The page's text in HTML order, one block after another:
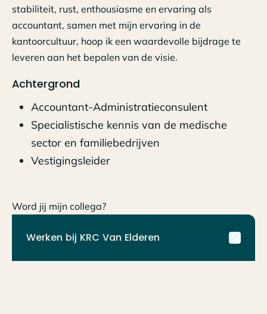
stabiliteit, rust, enthousiasme en ervaring als
accountant, samen met mijn ervaring in de
kantoorcultuur, hoop ik een waardevolle bijdrage te
leveren aan het bepalen van de visie.
Achtergrond
Accountant-Administratieconsulent
Specialistische kennis van de medische
sector en familiebedrijven
Vestigingsleider
Word jij mijn collega?
Werken bij KRC Van Elderen